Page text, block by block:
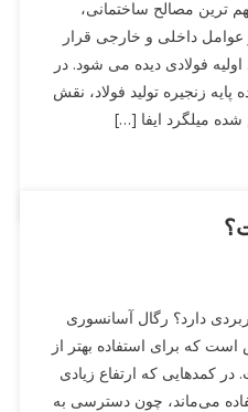
‌ترین مصالح ساختمانی،
عوامل داخلی و خارجی قرار
فولادی دیده می ‌شود. در
زنجیره تولید فولاد، نقش
میلگرد ایفا […]
دارد؟ رگال آسانسوری
که برای استفاده بهتر از
کمدهایی که ارتفاع زیادی
می‌ماند، چون دسترسی به